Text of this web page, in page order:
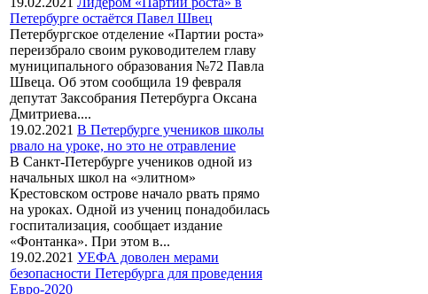
Петербурге остаётся Павел Швец
Петербургское отделение «Партии роста»
переизбрало своим руководителем главу
муниципального образования №72 Павла
Швеца. Об этом сообщила 19 февраля
депутат Заксобрания Петербурга Оксана
Дмитриева....
19.02.2021 В Петербурге учеников школы
рвало на уроке, но это не отравление
В Санкт-Петербурге учеников одной из
начальных школ на «элитном»
Крестовском острове начало рвать прямо
на уроках. Одной из учениц понадобилась
госпитализация, сообщает издание
«Фонтанка». При этом в...
19.02.2021 УЕФА доволен мерами
безопасности Петербурга для проведения
Евро-2020